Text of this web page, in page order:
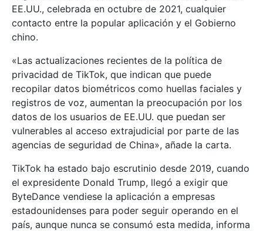
EE.UU., celebrada en octubre de 2021, cualquier
contacto entre la popular aplicación y el Gobierno
chino.
«Las actualizaciones recientes de la política de
privacidad de TikTok, que indican que puede
recopilar datos biométricos como huellas faciales y
registros de voz, aumentan la preocupación por los
datos de los usuarios de EE.UU. que puedan ser
vulnerables al acceso extrajudicial por parte de las
agencias de seguridad de China», añade la carta.
TikTok ha estado bajo escrutinio desde 2019, cuando
el expresidente Donald Trump, llegó a exigir que
ByteDance vendiese la aplicación a empresas
estadounidenses para poder seguir operando en el
país, aunque nunca se consumó esta medida, informa